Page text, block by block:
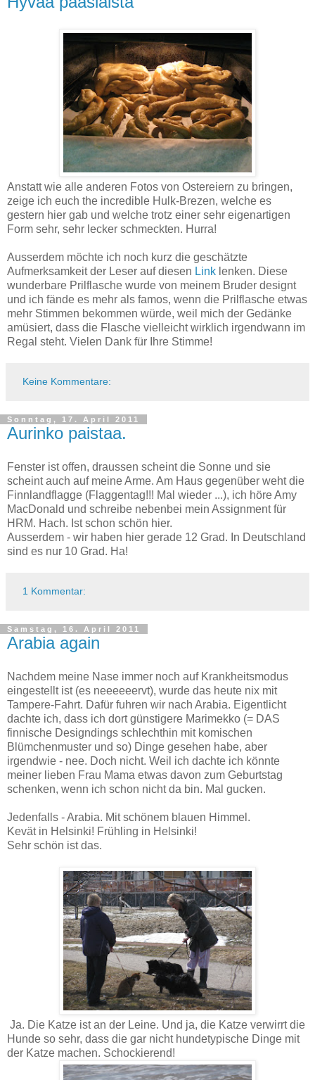
Anstatt wie alle anderen Fotos von Ostereiern zu bringen,
zeige ich euch the incredible Hulk-Brezen, welche es
gestern hier gab und welche trotz einer sehr eigenartigen
Form sehr, sehr lecker schmeckten. Hurra!
Ausserdem möchte ich noch kurz die geschätzte
Aufmerksamkeit der Leser auf diesen Link lenken. Diese
wunderbare Prilflasche wurde von meinem Bruder designt
und ich fände es mehr als famos, wenn die Prilflasche etwas
mehr Stimmen bekommen würde, weil mich der Gedänke
amüsiert, dass die Flasche vielleicht wirklich irgendwann im
Regal steht. Vielen Dank für Ihre Stimme!
Keine Kommentare:
Sonntag, 17. April 2011
Aurinko paistaa.
Fenster ist offen, draussen scheint die Sonne und sie
scheint auch auf meine Arme. Am Haus gegenüber weht die
Finnlandflagge (Flaggentag!!! Mal wieder ...), ich höre Amy
MacDonald und schreibe nebenbei mein Assignment für
HRM. Hach. Ist schon schön hier.
Ausserdem - wir haben hier gerade 12 Grad. In Deutschland
sind es nur 10 Grad. Ha!
1 Kommentar:
Samstag, 16. April 2011
Arabia again
Nachdem meine Nase immer noch auf Krankheitsmodus
eingestellt ist (es neeeeeervt), wurde das heute nix mit
Tampere-Fahrt. Dafür fuhren wir nach Arabia. Eigentlicht
dachte ich, dass ich dort günstigere Marimekko (= DAS
finnische Designdings schlechthin mit komischen
Blümchenmuster und so) Dinge gesehen habe, aber
irgendwie - nee. Doch nicht. Weil ich dachte ich könnte
meiner lieben Frau Mama etwas davon zum Geburtstag
schenken, wenn ich schon nicht da bin. Mal gucken.
Jedenfalls - Arabia. Mit schönem blauen Himmel.
Kevät in Helsinki! Frühling in Helsinki!
Sehr schön ist das.
Ja. Die Katze ist an der Leine. Und ja, die Katze verwirrt die
Hunde so sehr, dass die gar nicht hundetypische Dinge mit
der Katze machen. Schockierend!